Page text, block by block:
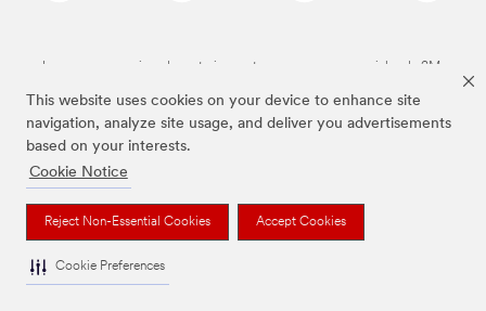
This website uses cookies on your device to enhance site
navigation, analyze site usage, and deliver you advertisements
based on your interests.
Cookie Notice
Reject Non-Essential Cookies Accept Cookies
Cookie Preferences
Las marcas mencionadas anteriormente son marcas comerciales de 3M.